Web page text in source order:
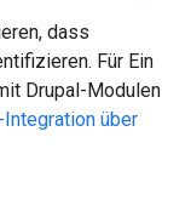
dass
Für Ein
Drupal-Modulen
Integration über